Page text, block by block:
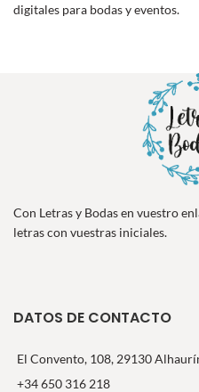
digitales para bodas y eventos.
Con Letras y Bodas en vuestro
letras con vuestras iniciales.
DATOS DE CONTACTO
El Convento, 108, 29130
+34 650 316 218